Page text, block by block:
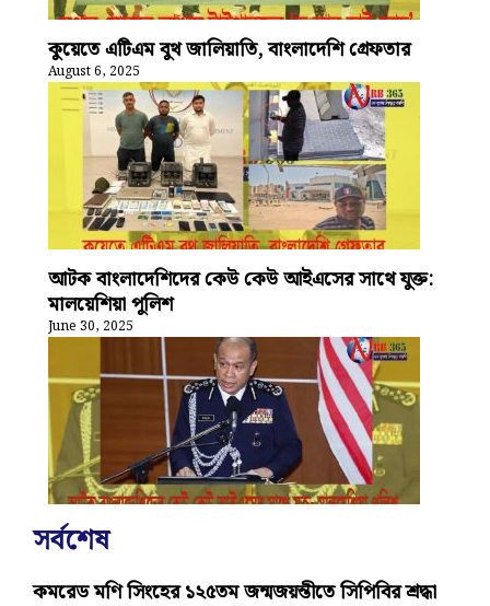
কুয়েতে এটিএম বুথ জালিয়াতি, বাংলাদেশি গ্রেফতার
August 6, 2025
আটক বাংলাদেশিদের কেউ কেউ আইএসের সাথে যুক্ত:
মালয়েশিয়া পুলিশ
June 30, 2025
সর্বশেষ
কমরেড মণি সিংহের ১২৫তম জন্মজয়ন্তীতে সিপিবির শ্রদ্ধা